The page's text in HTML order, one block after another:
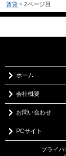
賃貸 > 2ページ目
ホーム
会社概要
お問い合わせ
PCサイト
プライ